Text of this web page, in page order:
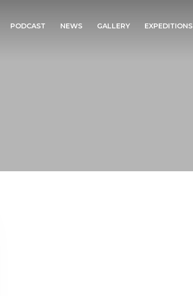
PODCAST NEWS GALLERY EXPEDITIONS